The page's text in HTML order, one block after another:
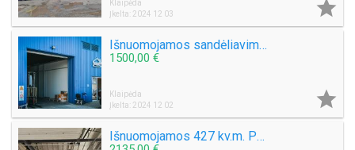
Klaipėda
Įkelta: 2024 12 03

Išnuomojamos sandėliavimui-gamybai-prekybai tinkančios 301.28 kv.m. Šilutės pl.
1500,00 €
Klaipėda
Įkelta: 2024 12 02

Išnuomojamos 427 kv.m. Patalpos Tilžės g. Klaipėda. Gamybai, sandėliavimui